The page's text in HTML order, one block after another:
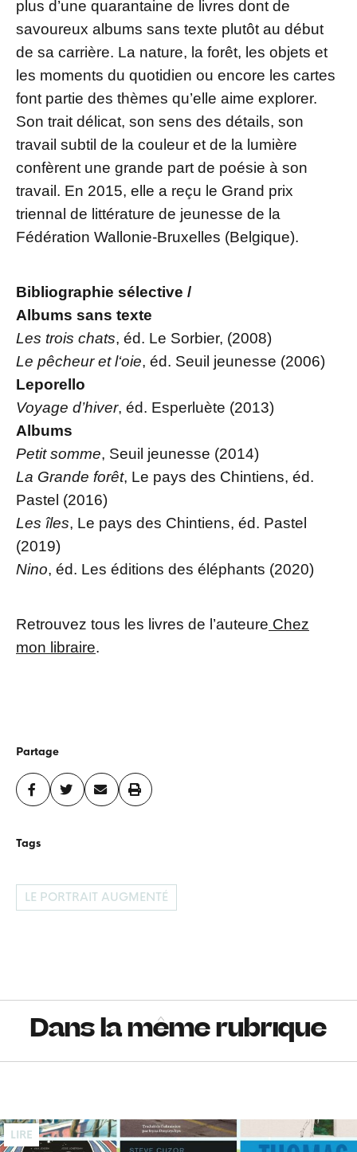
plus d’une quarantaine de livres dont de
savoureux albums sans texte plutôt au début
de sa carrière. La nature, la forêt, les objets et
les moments du quotidien ou encore les cartes
font partie des thèmes qu’elle aime explorer.
Son trait délicat, son sens des détails, son
travail subtil de la couleur et de la lumière
confèrent une grande part de poésie à son
travail. En 2015, elle a reçu le Grand prix
triennal de littérature de jeunesse de la
Fédération Wallonie-Bruxelles (Belgique).
Bibliographie sélective /
Albums sans texte
Les trois chats, éd. Le Sorbier, (2008)
Le pêcheur et l‘oie, éd. Seuil jeunesse (2006)
Leporello
Voyage d’hiver, éd. Esperluète (2013)
Albums
Petit somme, Seuil jeunesse (2014)
La Grande forêt, Le pays des Chintiens, éd.
Pastel (2016)
Les îles, Le pays des Chintiens, éd. Pastel
(2019)
Nino, éd. Les éditions des éléphants (2020)
Retrouvez tous les livres de l’auteure Chez
mon libraire.
Partage
Tags
LE PORTRAIT AUGMENTÉ
Dans la même rubrique
LIRE